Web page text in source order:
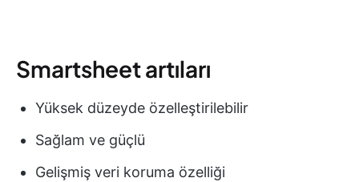
Smartsheet artıları
Yüksek düzeyde özelleştirilebilir
Sağlam ve güçlü
Gelişmiş veri koruma özelliği